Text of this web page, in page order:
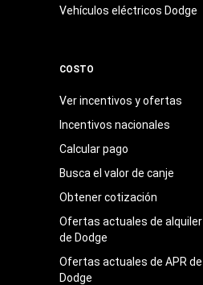
Vehículos eléctricos Dodge
COSTO
Ver incentivos y ofertas
Incentivos nacionales
Calcular pago
Busca el valor de canje
Obtener cotización
Ofertas actuales de alquiler
de Dodge
Ofertas actuales de APR de
Dodge